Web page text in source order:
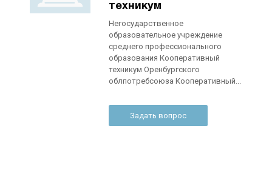
техникум
Негосударственное
образовательное учреждение
среднего профессионального
образования Кооперативный
техникум Оренбургского
облпотребсоюза Кооперативный...
Задать вопрос